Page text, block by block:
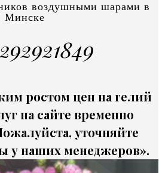
воздушными шарами в
Минске
ростом цен на гелий
на сайте временно
уточняйте
у наших менеджеров».